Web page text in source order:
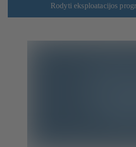
Rodyti eksploatacijos